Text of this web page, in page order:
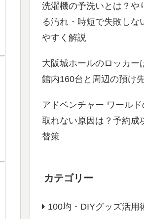
洗濯機の予洗いとは？や
る汚れ・時短で失敗しな
やすく解説
大阪城ホールのロッカー
館内160台と周辺の預け
アドベンチャー ワール
取れない原因は？予約成
替策
カテゴリー
100均・DIYグッズ活用